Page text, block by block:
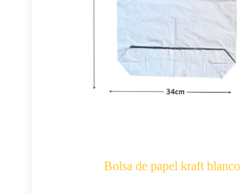
Bolsa de papel kraft blanco